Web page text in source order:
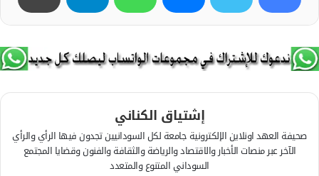
إشتياق الكناني
صحيفة العهد اونلاين الإلكترونية جامعة لكل السودانيين تجدون فيها الرأي والرأي
الآخر عبر منصات الأخبار والاقتصاد والرياضة والثقافة والفنون وقضايا المجتمع
السوداني المتنوع والمتعدد